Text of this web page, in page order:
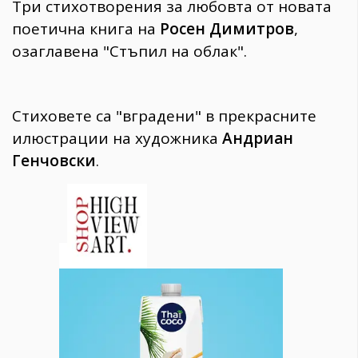
Три стихотворения за любовта от новата
поетична книга на Росен Димитров,
озаглавена "Стъпил на облак".
Стиховете са "вградени" в прекрасните
илюстрации на художника Андриан
Генчовски.